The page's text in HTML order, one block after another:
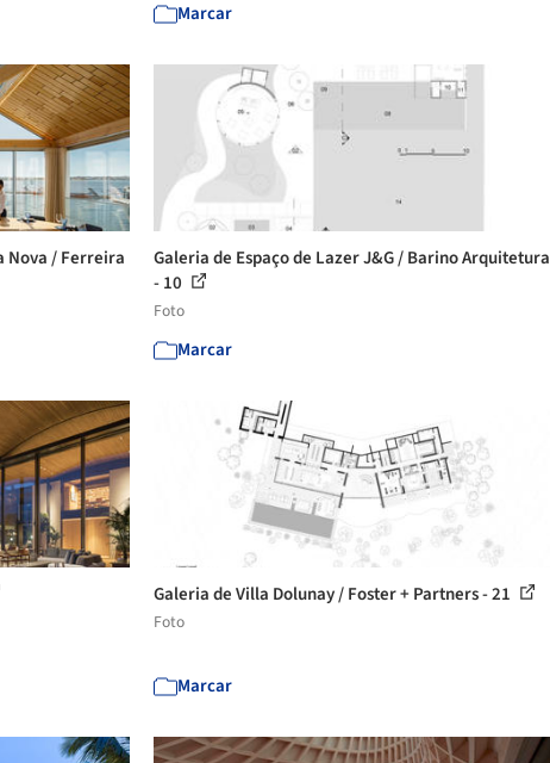
Marcar
Nova / Ferreira
Galeria de Espaço de Lazer J&G / Barino Arquitetura
- 10
Foto
Marcar
Galeria de Villa Dolunay / Foster + Partners - 21
Foto
Marcar